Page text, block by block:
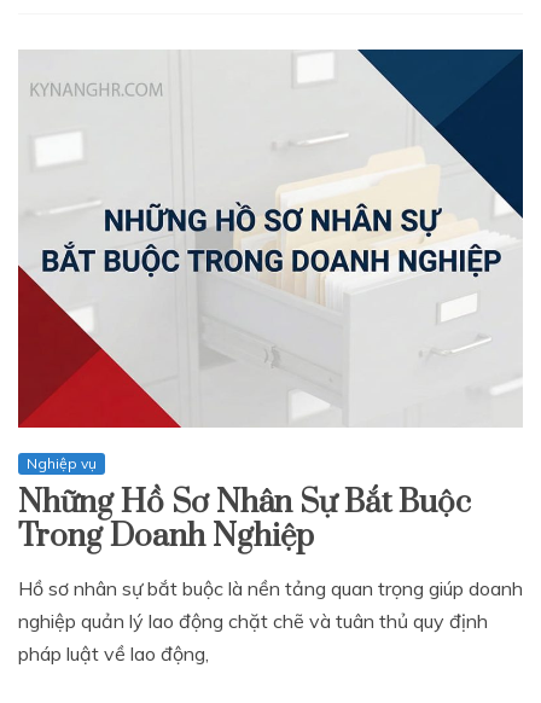
Nghiệp vụ
Những Hồ Sơ Nhân Sự Bắt Buộc
Trong Doanh Nghiệp
Hồ sơ nhân sự bắt buộc là nền tảng quan trọng giúp doanh
nghiệp quản lý lao động chặt chẽ và tuân thủ quy định
pháp luật về lao động,